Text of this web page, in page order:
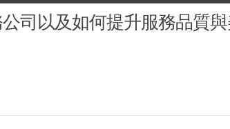
司以及如何提升服務品質